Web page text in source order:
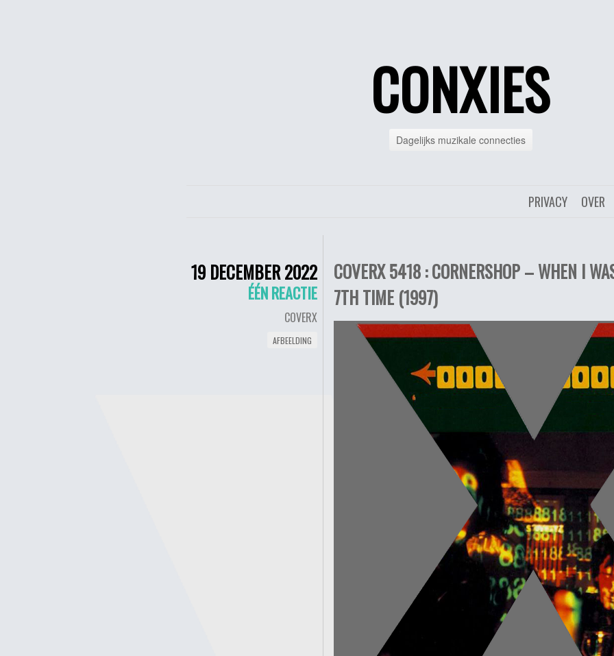
CONXIES
Dagelijks muzikale connecties
OVER
PRIVACY
19 DECEMBER 2022
ÉÉN REACTIE
COVERX
AFBEELDING
COVERX 5418 : CORNERSHOP – WHEN I
7TH TIME (1997)